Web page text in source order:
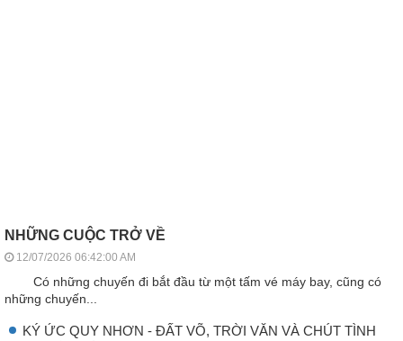
NHỮNG CUỘC TRỞ VỀ
12/07/2026 06:42:00 AM
Có những chuyến đi bắt đầu từ một tấm vé máy bay, cũng có
những chuyến...
KÝ ỨC QUY NHƠN - ĐẤT VÕ, TRỜI VĂN VÀ CHÚT TÌNH